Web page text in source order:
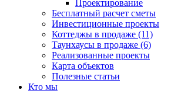
Проектирование
Бесплатный расчет сметы
Инвестиционные проекты
Коттеджы в продаже (11)
Таунхаусы в продаже (6)
Реализованные проекты
Карта объектов
Полезные статьи
Кто мы